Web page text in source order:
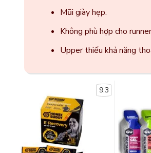
Mũi giày hẹp.
Không phù hợp cho
Upper thiếu khả năng
9.3